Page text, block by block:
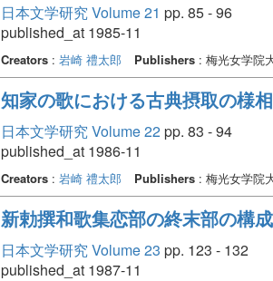
日本文学研究 Volume 21 pp. 85 - 96
published_at 1985-11
Creators: 岩崎 禮太郎 Publishers: 梅光女学院
知家の歌における古典摂取の様
日本文学研究 Volume 22pp. 83 - 94
published_at 1986-11
Creators: 岩崎 禮太郎 Publishers: 梅光女学院
新勅撰和歌集恋部の終末部の構
日本文学研究 Volume 23 pp. 123 - 132
published_at 1987-11